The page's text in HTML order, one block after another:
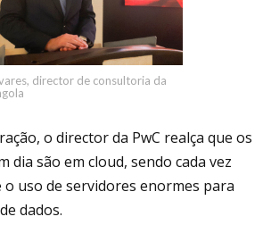
director de consultoria da
o director da PwC realça que os
dia são em cloud, sendo cada vez
uso de servidores enormes para
dados.